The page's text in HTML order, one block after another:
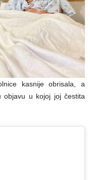
kasnije obrisala, a
objavu u kojoj joj čestita